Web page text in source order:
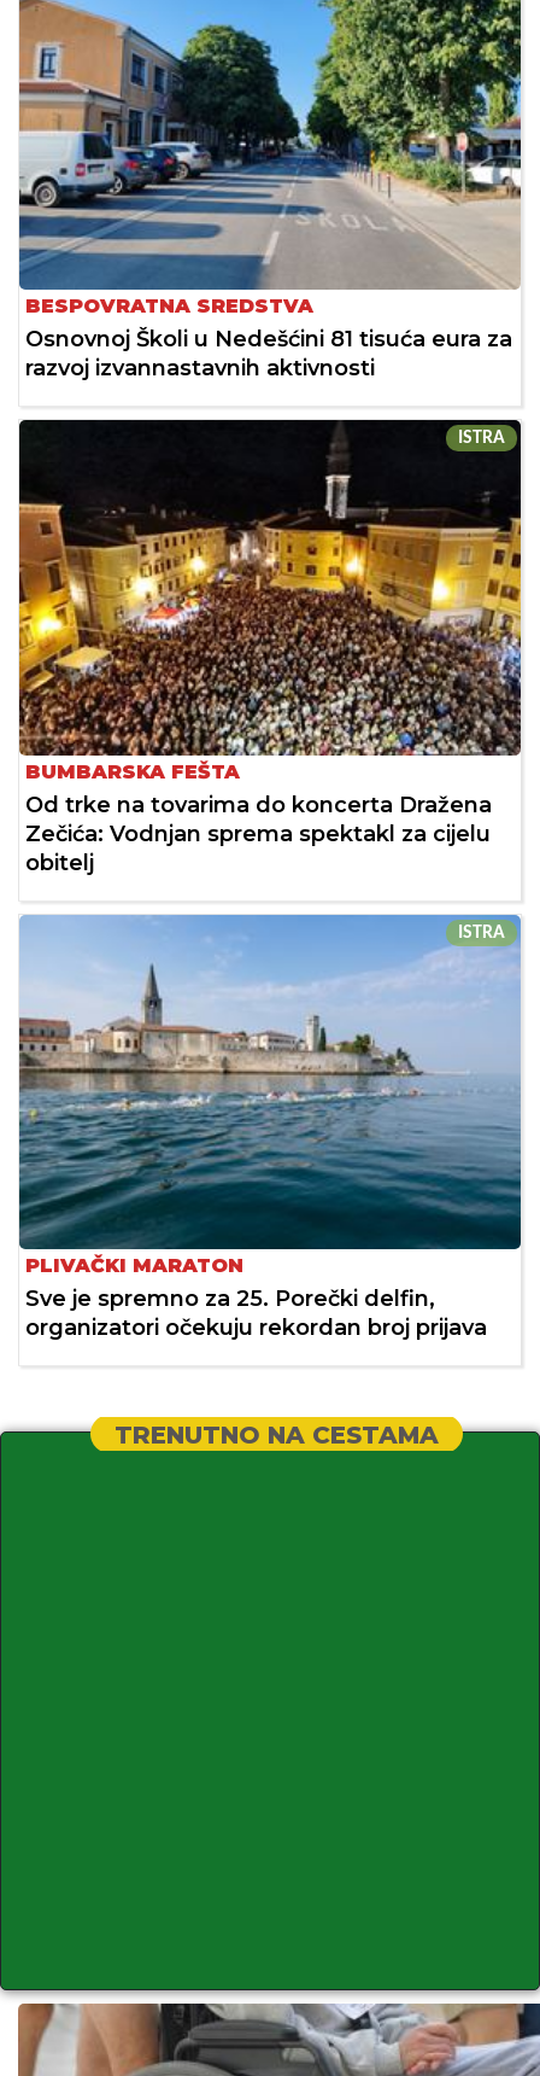
BESPOVRATNA SREDSTVA
Osnovnoj Školi u Nedešćini 81 tisuća eura za
razvoj izvannastavnih aktivnosti
ISTRA
BUMBARSKA FEŠTA
Od trke na tovarima do koncerta Dražena
Zečića: Vodnjan sprema spektakl za cijelu
obitelj
ISTRA
PLIVAČKI MARATON
Sve je spremno za 25. Porečki delfin,
organizatori očekuju rekordan broj prijava
TRENUTNO NA CESTAMA